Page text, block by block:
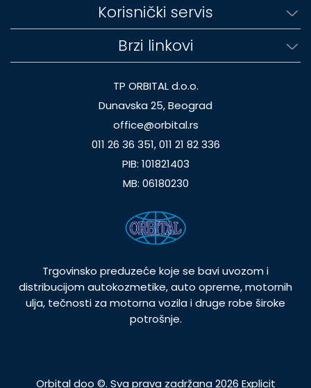
Korisnički servis
Brzi linkovi
TP ORBITAL d.o.o.
Dunavska 25, Beograd
office@orbital.rs
011 26 36 351, 011 21 82 336
PIB: 101821403
MB: 06180230
Trgovinsko preduzeće koje se bavi uvozom i
distribucijom autokozmetike, auto opreme, motornih
ulja, tečnosti za motorna vozila i druge robe široke
potrošnje.
Orbital doo ©. Sva prava zadržana 2026 Explicit